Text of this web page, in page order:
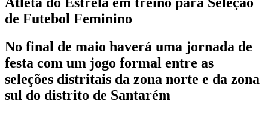
de Futebol Feminino
No final de maio haverá uma jornada de
festa com um jogo formal entre as
seleções distritais da zona norte e da zona
sul do distrito de Santarém